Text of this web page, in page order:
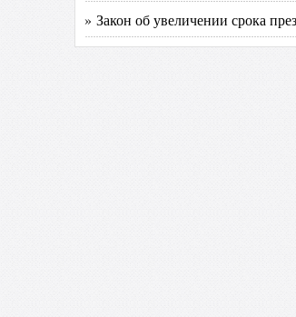
» Закон об увеличении срока